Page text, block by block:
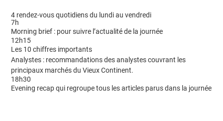
4 rendez-vous quotidiens du lundi au vendredi
7h
Morning brief : pour suivre l’actualité de la journée
12h15
Les 10 chiffres importants
Analystes : recommandations des analystes couvrant les
principaux marchés du Vieux Continent.
18h30
Evening recap qui regroupe tous les articles parus dans la journée